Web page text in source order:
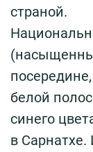
страной.
белой
синего
в Сарнатхе.